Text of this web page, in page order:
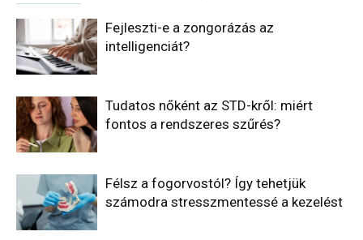
Fejleszti-e a zongorázás az
intelligenciát?
Tudatos nőként az STD-kről: miért
fontos a rendszeres szűrés?
Félsz a fogorvostól? Így tehetjük
számodra stresszmentessé a kezelést